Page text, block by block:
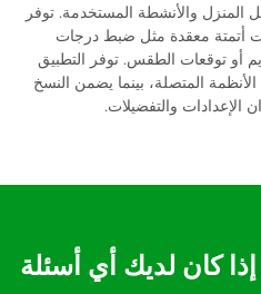
المنزل والأنشطة المستخدمة. توفر
أتمتة معقدة مثل ضبط درجات
أو توقعات الطقس. توفر التطبيق
المتصلة، بينما يضمن النسخ
الإعدادات والتفضيلات.
كان لديك أي أسئلة